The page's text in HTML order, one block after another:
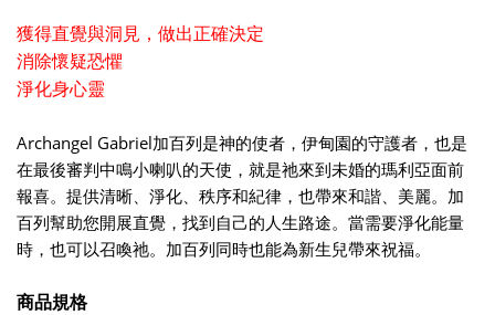
獲得直覺與洞見，做出正確決定
消除懷疑恐懼
淨化身心靈
Archangel Gabriel加百列是神的使者，伊甸園的守護者，也是
在最後審判中鳴小喇叭的天使，就是祂來到未婚的瑪利亞面前
報喜。提供清晰、淨化、秩序和紀律，也帶來和諧、美麗。加
百列幫助您開展直覺，找到自己的人生路途。當需要淨化能量
時，也可以召喚祂。加百列同時也能為新生兒帶來祝福。
商品規格